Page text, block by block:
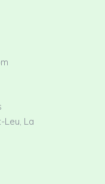
Leu, La